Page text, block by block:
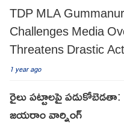
TDP MLA
Challenges Media
Threatens Drastic
1 year ago
రైలు పట్టాలపై పడుకోబెడతా:
జయరాం వార్నింగ్